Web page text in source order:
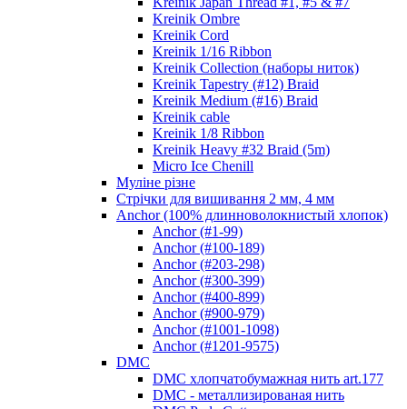
Kreinik Ombre
Kreinik Cord
Kreinik 1/16 Ribbon
Kreinik Collection (наборы ниток)
Kreinik Tapestry (#12) Braid
Kreinik Medium (#16) Braid
Kreinik cable
Kreinik 1/8 Ribbon
Kreinik Heavy #32 Braid (5m)
Micro Ice Chenill
Муліне різне
Стрічки для вишивання 2 мм, 4 мм
Anchor (100% длинноволокнистый хлопок)
Anchor (#1-99)
Anchor (#100-189)
Anchor (#203-298)
Anchor (#300-399)
Anchor (#400-899)
Anchor (#900-979)
Anchor (#1001-1098)
Anchor (#1201-9575)
DMC
DMC хлопчатобумажная нить art.177
DMC - металлизированая нить